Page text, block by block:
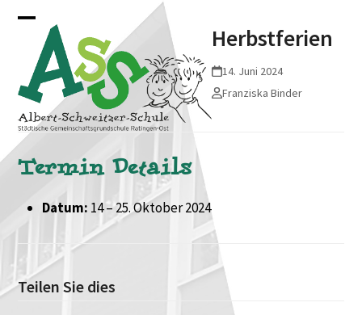
content
Open
mobile
menu
Close
mobile
menu
Herbstferien
14. Juni 2024
Franziska Binder
Termin Details
Datum: 14–25. Oktober 2024
Teilen Sie dies